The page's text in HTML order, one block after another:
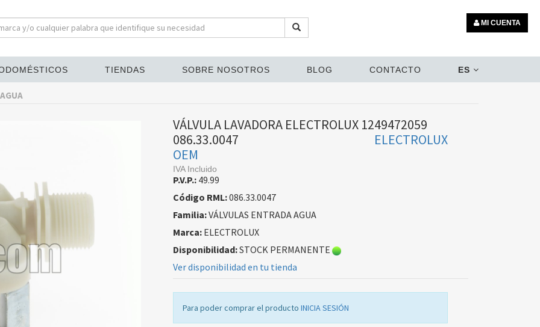
MI CUENTA
TIENDAS SOBRE NOSOTROS BLOG CONTACTO ES
VÁLVULA LAVADORA ELECTROLUX 1249472059
086.33.0047
ELECTROLUX
OEM
IVA Incluido
P.V.P.: 49.99
Código RML:086.33.0047
Familia:VÁLVULAS ENTRADA AGUA
Marca:ELECTROLUX
Disponibilidad:STOCK PERMANENTE
Ver disponibilidad en tu tienda
Para poder comprar el producto INICIA SESIÓN